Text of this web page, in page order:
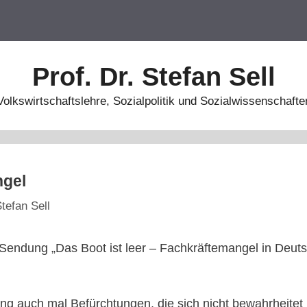
Prof. Dr. Stefan Sell
Sozialpolitik und
Sell
„Das Boot ist leer – Fachkräftemangel in
auch mal Befürchtungen, die sich nicht